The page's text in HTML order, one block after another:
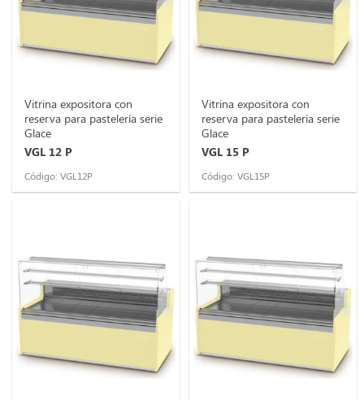
Vitrina expositora con
reserva para pastelería serie
Glace
VGL 12 P
Código: VGL12P
Vitrina expositora con
reserva para pastelería serie
Glace
VGL 15 P
Código: VGL15P